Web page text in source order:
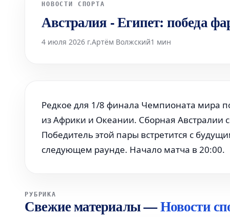
НОВОСТИ СПОРТА
Австралия - Египет: победа
4 июля 2026 г.Артём Волжский1 мин
Редкое для 1/8 финала Чемпионата мира
из Африки и Океании. Сборная Австралии
Победитель этой пары встретится с
следующем раунде. Начало матча в 20:00.
РУБРИКА
Свежие материалы—Новости